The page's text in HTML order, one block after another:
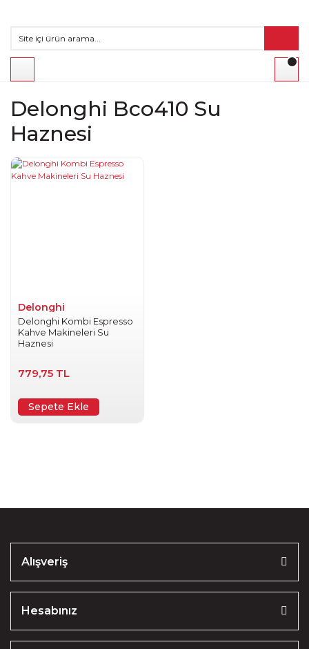
Delonghi Bco410 Su
Haznesi
Delonghi
Delonghi Kombi Espresso
Kahve Makineleri Su
Haznesi
779,75 TL
Sepete Ekle
Alışveriş
Hesabınız